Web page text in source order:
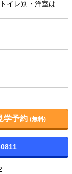
イレ別・洋室は
学予約(無料)